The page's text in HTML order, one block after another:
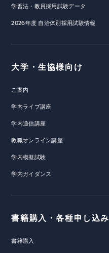
学習法・教員採用試験データ
2026年度 自治体別採用試験情報
大学・生協様向け
ご案内
学内ライブ講座
学内通信講座
教職オンライン講座
学内模擬試験
学内ガイダンス
書籍購入・各種申し込み
書籍購入